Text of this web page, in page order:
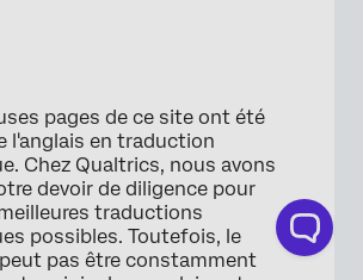
pages de ce site ont été
l'anglais en traduction
Chez Qualtrics, nous avons
devoir de diligence pour
traductions
possibles. Toutefois, le
pas être constamment